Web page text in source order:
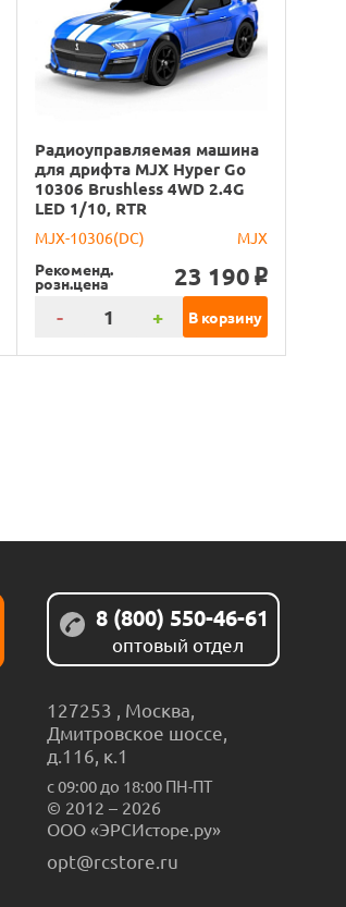
Радиоуправляемая машина
для дрифта MJX Hyper Go
10306 Brushless 4WD 2.4G
LED 1/10, RTR
MJX-10306(DC)
MJX
Рекоменд.
розн.цена 23 190 o
- + В корзину
8 (800) 550-46-61
оптовый отдел
127253 , Москва,
Дмитровское шоссе,
д.116, к.1
с 09:00 до 18:00 ПН-ПТ
© 2012 – 2026
ООО «ЭРСИсторе.ру»
opt@rcstore.ru